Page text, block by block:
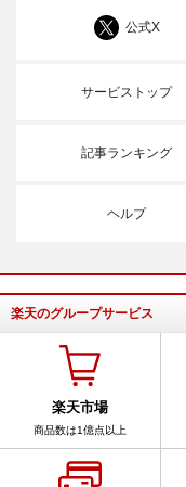
公式X
サービストップ
記事ランキング
ヘルプ
楽天のグループサービス
楽天市場
商品数は1億点以上